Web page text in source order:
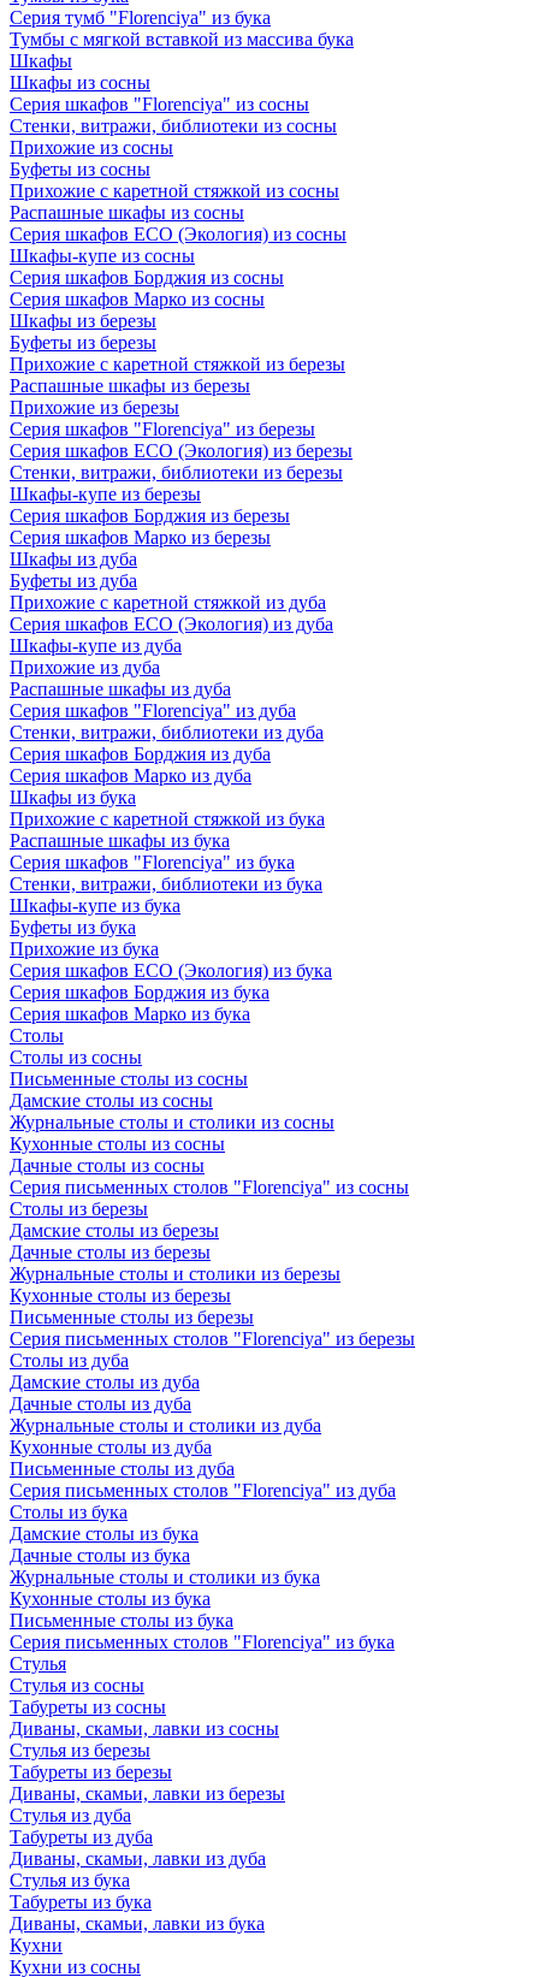
Серия тумб "Florenciya" из бука
Тумбы с мягкой вставкой из массива бука
Шкафы
Шкафы из сосны
Серия шкафов "Florenciya" из сосны
Стенки, витражи, библиотеки из сосны
Прихожие из сосны
Буфеты из сосны
Прихожие с каретной стяжкой из сосны
Распашные шкафы из сосны
Серия шкафов ECO (Экология) из сосны
Шкафы-купе из сосны
Серия шкафов Борджия из сосны
Серия шкафов Марко из сосны
Шкафы из березы
Буфеты из березы
Прихожие с каретной стяжкой из березы
Распашные шкафы из березы
Прихожие из березы
Серия шкафов "Florenciya" из березы
Серия шкафов ECO (Экология) из березы
Стенки, витражи, библиотеки из березы
Шкафы-купе из березы
Серия шкафов Борджия из березы
Серия шкафов Марко из березы
Шкафы из дуба
Буфеты из дуба
Прихожие с каретной стяжкой из дуба
Серия шкафов ECO (Экология) из дуба
Шкафы-купе из дуба
Прихожие из дуба
Распашные шкафы из дуба
Серия шкафов "Florenciya" из дуба
Стенки, витражи, библиотеки из дуба
Серия шкафов Борджия из дуба
Серия шкафов Марко из дуба
Шкафы из бука
Прихожие с каретной стяжкой из бука
Распашные шкафы из бука
Серия шкафов "Florenciya" из бука
Стенки, витражи, библиотеки из бука
Шкафы-купе из бука
Буфеты из бука
Прихожие из бука
Серия шкафов ECO (Экология) из бука
Серия шкафов Борджия из бука
Серия шкафов Марко из бука
Столы
Столы из сосны
Письменные столы из сосны
Дамские столы из сосны
Журнальные столы и столики из сосны
Кухонные столы из сосны
Дачные столы из сосны
Серия письменных столов "Florenciya" из сосны
Столы из березы
Дамские столы из березы
Дачные столы из березы
Журнальные столы и столики из березы
Кухонные столы из березы
Письменные столы из березы
Серия письменных столов "Florenciya" из березы
Столы из дуба
Дамские столы из дуба
Дачные столы из дуба
Журнальные столы и столики из дуба
Кухонные столы из дуба
Письменные столы из дуба
Серия письменных столов "Florenciya" из дуба
Столы из бука
Дамские столы из бука
Дачные столы из бука
Журнальные столы и столики из бука
Кухонные столы из бука
Письменные столы из бука
Серия письменных столов "Florenciya" из бука
Стулья
Стулья из сосны
Табуреты из сосны
Диваны, скамьи, лавки из сосны
Стулья из березы
Табуреты из березы
Диваны, скамьи, лавки из березы
Стулья из дуба
Табуреты из дуба
Диваны, скамьи, лавки из дуба
Стулья из бука
Табуреты из бука
Диваны, скамьи, лавки из бука
Кухни
Кухни из сосны